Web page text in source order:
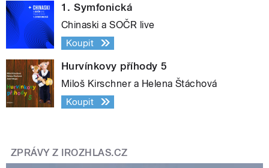
1. Symfonická
Chinaski a SOČR live
Koupit
Hurvínkovy příhody 5
Miloš Kirschner a Helena Štáchová
Koupit
ZPRÁVY Z IROZHLAS.CZ